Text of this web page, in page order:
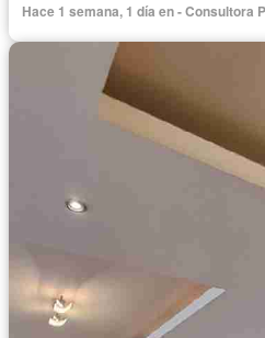
Conserje
Hace 1 semana, 1 día en - Consultora